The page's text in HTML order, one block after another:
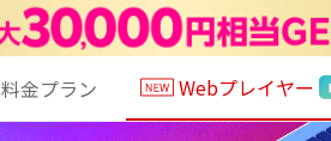
料金プラン Webプレイヤー